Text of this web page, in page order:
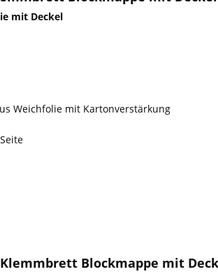
mit Deckel
Weichfolie mit Kartonverstärkung
Blockmappe mit